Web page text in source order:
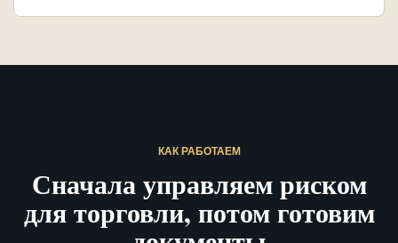
КАК РАБОТАЕМ
Сначала управляем риском
для торговли, потом готовим